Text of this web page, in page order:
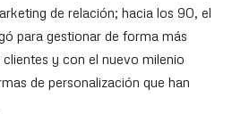
de relación; hacia los 90, el
para gestionar de forma más
y con el nuevo milenio
de personalización que han